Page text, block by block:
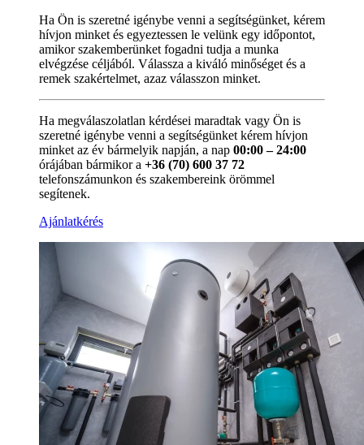
Ha Ön is szeretné igénybe venni a segítségünket, kérem
hívjon minket és egyeztessen le velünk egy időpontot,
amikor szakemberünket fogadni tudja a munka
elvégzése céljából. Válassza a kiváló minőséget és a
remek szakértelmet, azaz válasszon minket.
Ha megválaszolatlan kérdései maradtak vagy Ön is
szeretné igénybe venni a segítségünket kérem hívjon
minket az év bármelyik napján, a nap 00:00 – 24:00
órájában bármikor a +36 (70) 600 37 72
telefonszámunkon és szakembereink örömmel
segítenek.
Ajánlatkérés